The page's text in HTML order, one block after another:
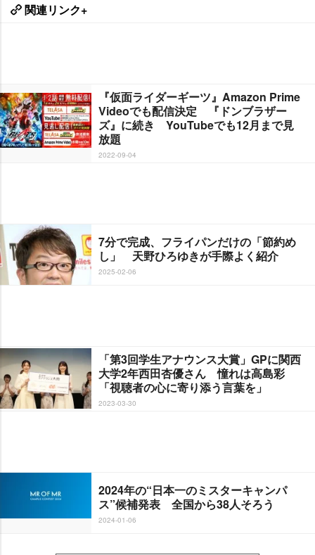
関連リンク+
『仮面ライダーギーツ』Amazon Prime
Videoでも配信決定 『ドンブラザー
ズ』に続き YouTubeでも12月まで見
放題
2022-09-04
7分で完成、フライパンだけの「節約め
し」 天野ひろゆきが手際よく紹介
2025-02-06
「第3回学生アナウンス大賞」GPに関西
大学2年西田杏優さん 憧れは高島彩
「視聴者の心に寄り添う言葉を」
2023-03-30
2024年の“日本一のミスターキャンパ
ス”候補発表 全国から38人そろう
2024-01-06